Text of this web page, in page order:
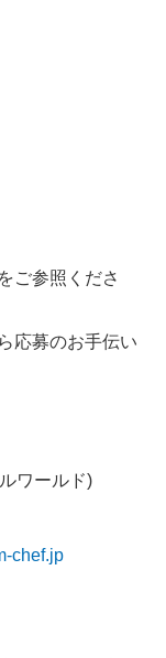
ご参照くださ
応募のお手伝い
ワールド)
chef.jp